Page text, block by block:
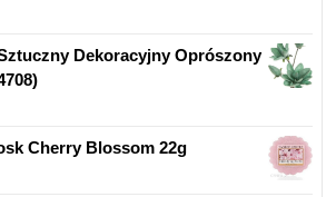
Dekoracyjny Oprószony
Cherry Blossom 22g